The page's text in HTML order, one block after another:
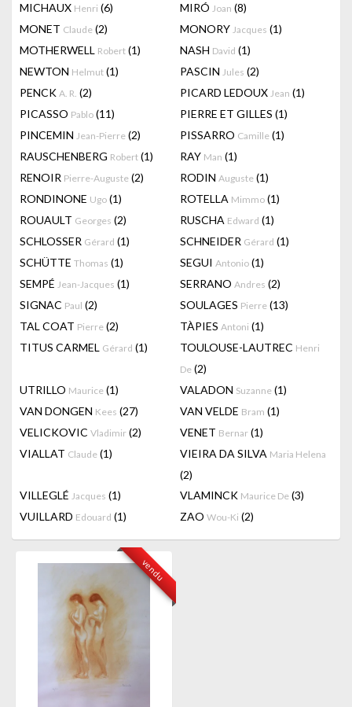
MICHAUX Henri (6) MIRÓ Joan (8)
MONET Claude (2) MONORY Jacques (1)
MOTHERWELL Robert (1) NASH David (1)
NEWTON Helmut (1) PASCIN Jules (2)
PENCK A. R. (2) PICARD LEDOUX Jean (1)
PICASSO Pablo (11) PIERRE ET GILLES (1)
PINCEMIN Jean-Pierre (2) PISSARRO Camille (1)
RAUSCHENBERG Robert (1) RAY Man (1)
RENOIR Pierre-Auguste (2) RODIN Auguste (1)
RONDINONE Ugo (1) ROTELLA Mimmo (1)
ROUAULT Georges (2) RUSCHA Edward (1)
SCHLOSSER Gérard (1) SCHNEIDER Gérard (1)
SCHÜTTE Thomas (1) SEGUI Antonio (1)
SEMPÉ Jean-Jacques (1) SERRANO Andres (2)
SIGNAC Paul (2) SOULAGES Pierre (13)
TAL COAT Pierre (2) TÀPIES Antoni (1)
TITUS CARMEL Gérard (1) TOULOUSE-LAUTREC Henri
De (2)
UTRILLO Maurice (1) VALADON Suzanne (1)
VAN DONGEN Kees (27) VAN VELDE Bram (1)
VELICKOVIC Vladimir (2) VENET Bernar (1)
VIALLAT Claude (1) VIEIRA DA SILVA Maria Helena
(2)
VILLEGLÉ Jacques (1) VLAMINCK Maurice De (3)
VUILLARD Edouard (1) ZAO Wou-Ki (2)
vendu